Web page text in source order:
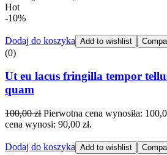
Hot
-10%
Dodaj do koszyka Add to wishlist
(0)
Ut eu lacus fringilla tempor
quam
100,00zł Pierwotna cena wynosiła:
cena wynosi: 90,00 zł.
Dodaj do koszyka Add to wishlist